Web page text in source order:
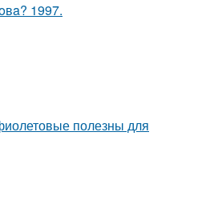
1997.
полезны для